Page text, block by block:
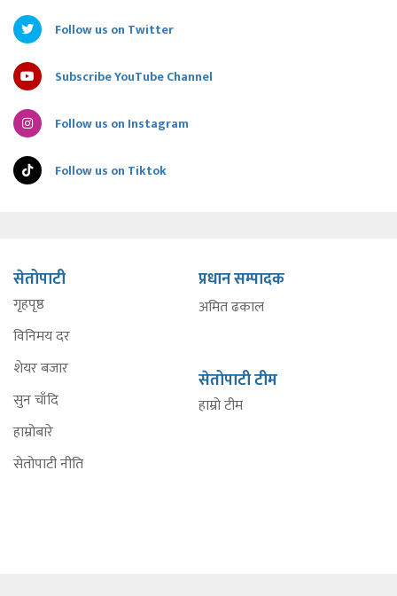
Follow us on Twitter
Subscribe YouTube Channel
Follow us on Instagram
Follow us on Tiktok
सेतोपाटी
गृहपृष्ठ
विनिमय दर
शेयर बजार
सुन चाँदि
हाम्रोबारे
सेतोपाटी नीति
प्रधान सम्पादक
अमित ढकाल
सेतोपाटी टीम
हाम्रो टीम